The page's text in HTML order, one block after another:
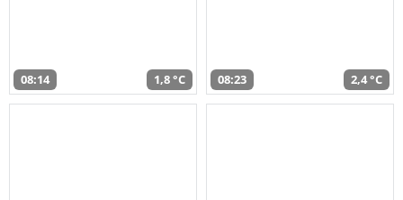
08:14 1,8 °C 08:23 2,4 °C